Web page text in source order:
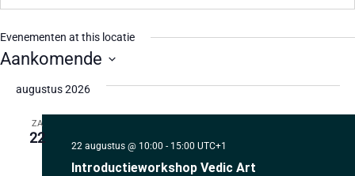
Evenementen at this locatie
Aankomende
eenaugustus 2026
ZA
22
Introductieworkshop Vedic Art
22 augustus @ 10:00 - 15:00 UTC+1